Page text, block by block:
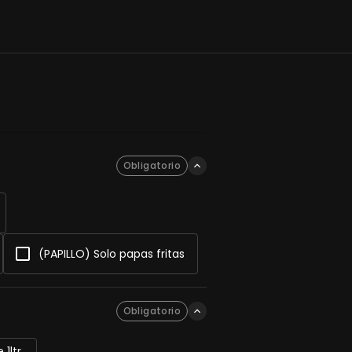
Obligatorio
(PAPILLO) Solo papas fritas
Obligatorio